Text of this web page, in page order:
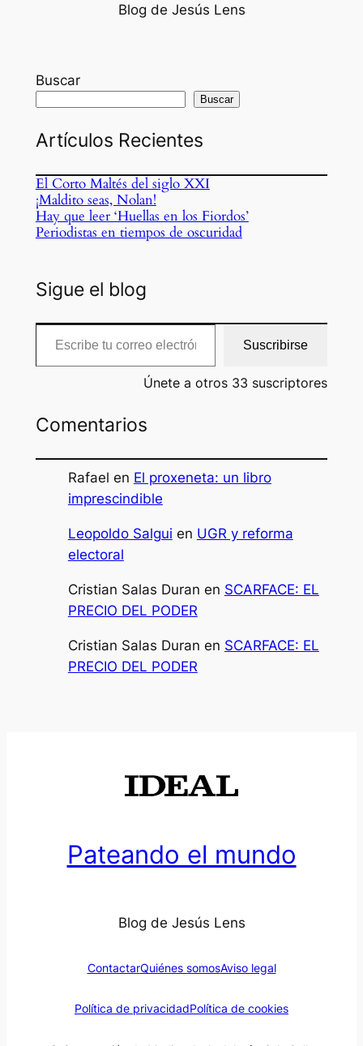
Blog de Jesús Lens
Buscar
Buscar
Artículos Recientes
El Corto Maltés del siglo XXI
¡Maldito seas, Nolan!
Hay que leer ‘Huellas en los Fiordos’
Periodistas en tiempos de oscuridad
Sigue el blog
Escribe tu correo electrónico…
Suscribirse
Únete a otros 33 suscriptores
Comentarios
Rafael en El proxeneta: un libro
imprescindible
Leopoldo Salgui en UGR y reforma
electoral
Cristian Salas Duran en SCARFACE: EL
PRECIO DEL PODER
Cristian Salas Duran en SCARFACE: EL
PRECIO DEL PODER
Pateando el mundo
Blog de Jesús Lens
ContactarQuiénes somosAviso legal
Política de privacidadPolítica de cookies